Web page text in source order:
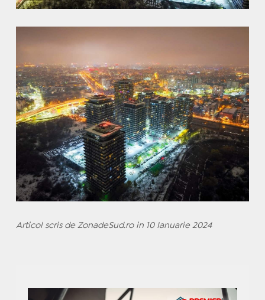
Articol scris de ZonadeSud.ro in 10 Ianuarie 2024